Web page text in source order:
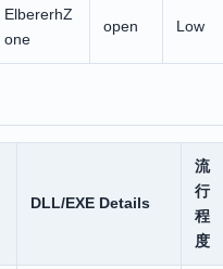
ElbererhZ
one
open Low
DLL/EXE Details
流
行
程
度